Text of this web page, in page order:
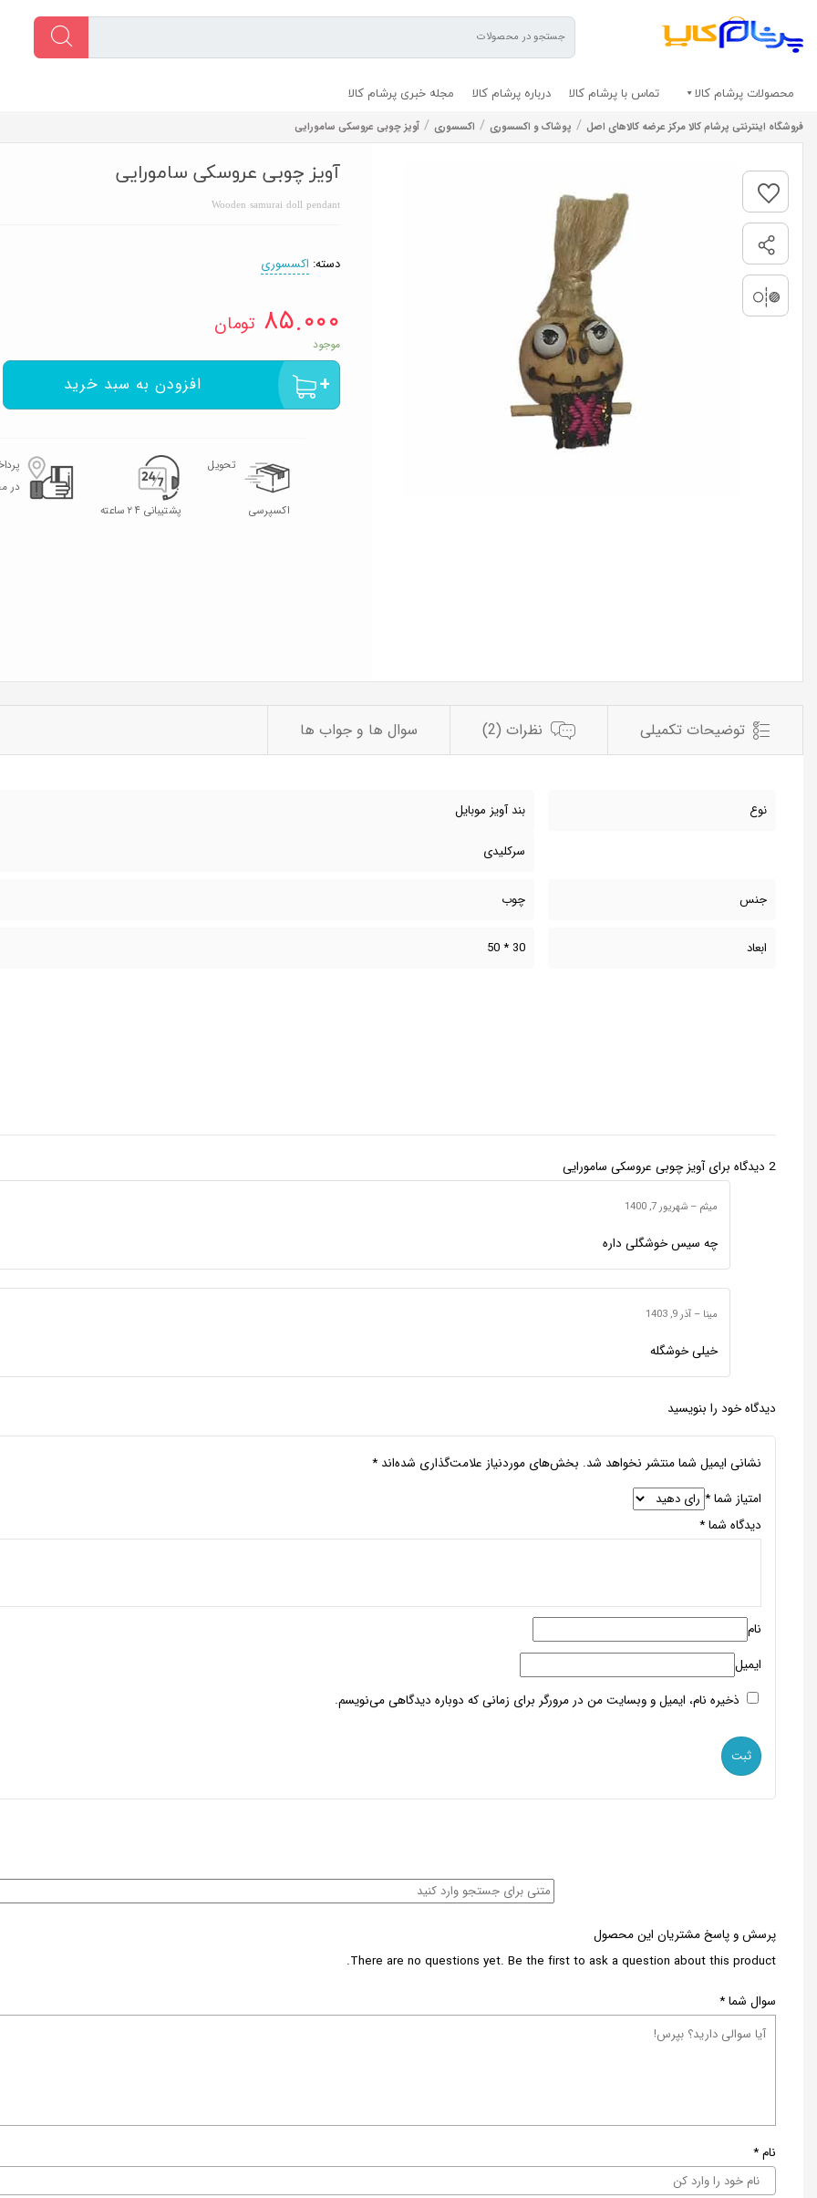
محصولات پرشام کالا تماس با پرشام کالا درباره پرشام کالا مجله خبری پرشام کالا
فروشگاه اینترنتی پرشام کالا مرکز عرضه کالاهای اصل / پوشاک و اکسسوری / اکسسوری / آویز چوبی عروسکی سامورایی
آویز چوبی عروسکی سامورایی
Wooden samurai doll pendant
دسته: اکسسوری
۸۵.۰۰۰ تومان
موجود
افزودن به سبد خرید
تحویل
اکسپرسی پشتیبانی ۲۴ ساعته
در
توضیحات تکمیلی نظرات (2) سوال ها و جواب ها
نوع بند آویز موبایل
سرکلیدی
جنس چوب
ابعاد 30 * 50
2 دیدگاه برای آویز چوبی عروسکی سامورایی
میثم– شهریور 7, 1400
چه سیس خوشگلی داره
مینا– آذر 9, 1403
خیلی خوشگله
دیدگاه خود را بنویسید
نشانی ایمیل شما منتشر نخواهد شد. بخش‌های موردنیاز علامت‌گذاری شده‌اند *
امتیاز شما*
دیدگاه شما*
نام
ایمیل
ذخیره نام، ایمیل و وبسایت من در مرورگر برای زمانی که دوباره دیدگاهی می‌نویسم.
پرسش و پاسخ مشتریان این محصول
There are no questions yet. Be the first to ask a question about this product.
سوال شما*
نام*